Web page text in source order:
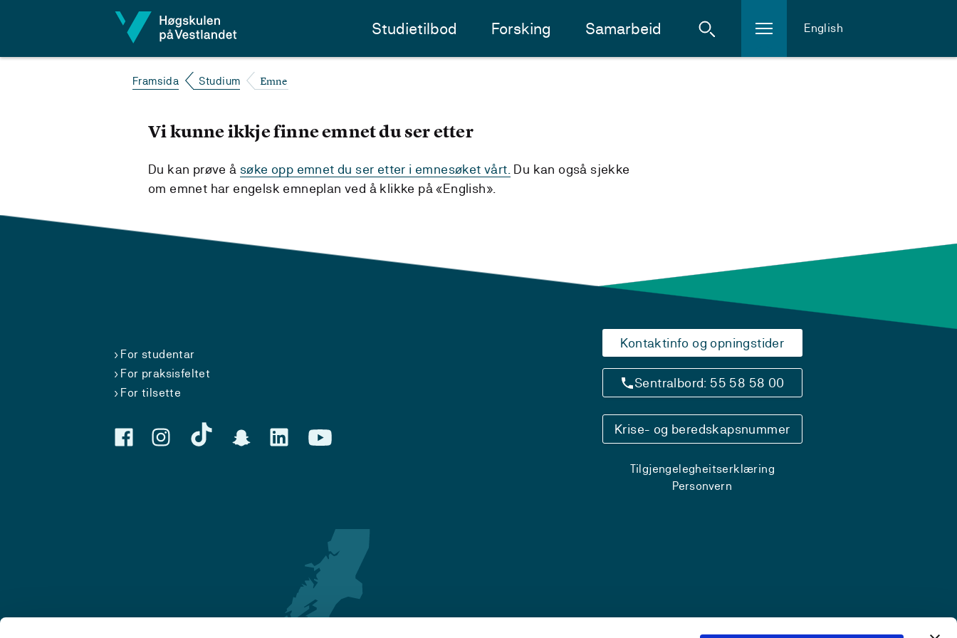
Studietilbod Forsking Samarbeid English
Framsida Studium Emne
Vi kunne ikkje finne emnet du ser etter
Du kan prøve å søke opp emnet du ser etter i emnesøket vårt. Du kan også sjekke
om emnet har engelsk emneplan ved å klikke på «English».
For studentar
For praksisfeltet
For tilsette
Kontaktinfo og opningstider
Sentralbord: 55 58 58 00
Krise- og beredskapsnummer
Tilgjengelegheitserklæring
Personvern